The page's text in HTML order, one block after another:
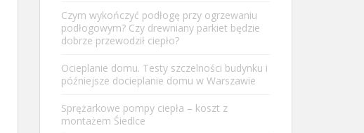
Czym wykończyć podłogę przy ogrzewaniu
podłogowym? Czy drewniany parkiet będzie
dobrze przewodził ciepło?
Ocieplanie domu. Testy szczelności budynku i
późniejsze docieplanie domu w Warszawie
Sprężarkowe pompy ciepła – koszt z
montażem Śiedlce